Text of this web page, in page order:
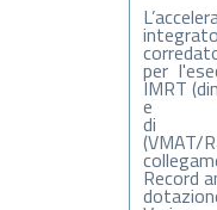
per
IMRT
e
di
Record